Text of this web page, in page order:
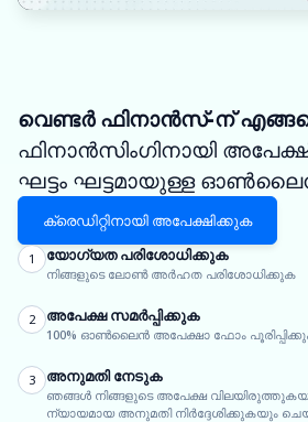
വെണ്ടർ ഫിനാൻസ്-ന്
ഫിനാൻസിംഗിനായി
ഘട്ടം ഘട്ടമായുള്ള
ക്രെഡിറ്റിനായി അപേക്ഷിക്കുക
1 യോഗ്യത പരിശോധിക്കുക
നിങ്ങളുടെ ലോൺ അർഹത പരിശോധിക്കുക
2 അപേക്ഷ സമർപ്പിക്കുക
100% ഓൺലൈൻ അപേക്ഷാ ഫോം
3 അനുമതി നേടുക
ഞങ്ങൾ നിങ്ങളുടെ അപേക്ഷ
ന്യായമായ അനുമതി നിർദ്ദേശിക്കുകയും